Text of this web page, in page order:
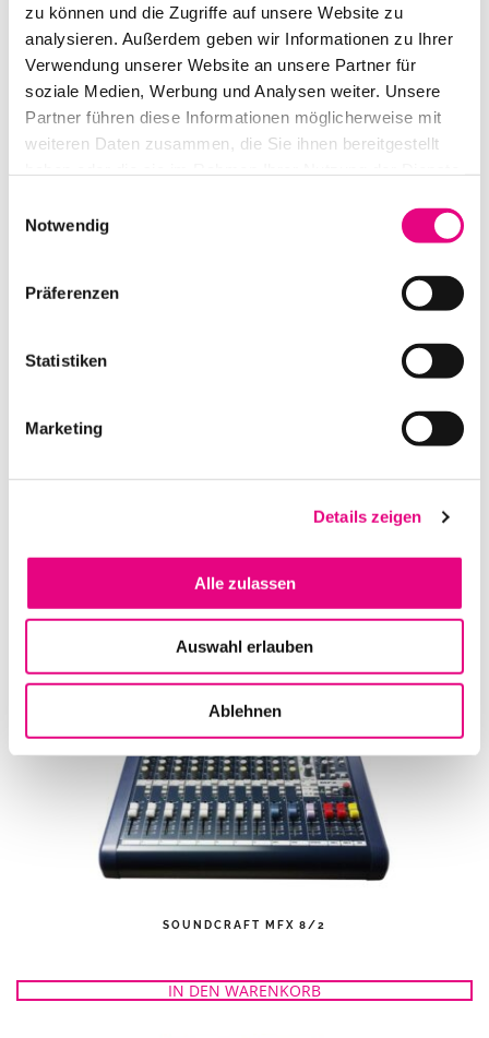
zu können und die Zugriffe auf unsere Website zu
analysieren. Außerdem geben wir Informationen zu Ihrer
Verwendung unserer Website an unsere Partner für
soziale Medien, Werbung und Analysen weiter. Unsere
Partner führen diese Informationen möglicherweise mit
weiteren Daten zusammen, die Sie ihnen bereitgestellt
Notwendig
Präferenzen
Statistiken
Marketing
Details zeigen
Alle zulassen
Auswahl erlauben
Ablehnen
QSC TOUCHMIX-8 DIGITAL-KOMPAKTMIXER
IN DEN WARENKORB
SOUNDCRAFT MFX 8/2
IN DEN WARENKORB